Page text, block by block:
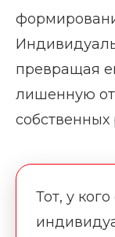
превращая
лишенную
Тот, у